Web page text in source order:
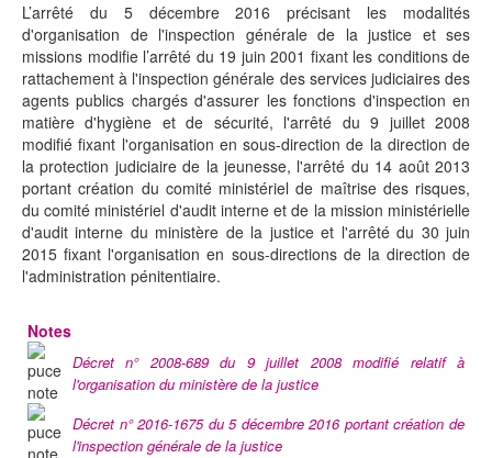
L’arrêté du 5 décembre 2016 précisant les modalités
d'organisation de l'inspection générale de la justice et ses
missions modifie l’arrêté du 19 juin 2001 fixant les conditions de
rattachement à l'inspection générale des services judiciaires des
agents publics chargés d'assurer les fonctions d'inspection en
matière d'hygiène et de sécurité, l'arrêté du 9 juillet 2008
modifié fixant l'organisation en sous-direction de la direction de
la protection judiciaire de la jeunesse, l'arrêté du 14 août 2013
portant création du comité ministériel de maîtrise des risques,
du comité ministériel d'audit interne et de la mission ministérielle
d'audit interne du ministère de la justice et l'arrêté du 30 juin
2015 fixant l'organisation en sous-directions de la direction de
l'administration pénitentiaire.
Notes
Décret n° 2008-689 du 9 juillet 2008 modifié relatif à
l'organisation du ministère de la justice
Décret n° 2016-1675 du 5 décembre 2016 portant création de
l'inspection générale de la justice